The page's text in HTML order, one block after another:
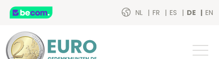
NL FR ES DE EN